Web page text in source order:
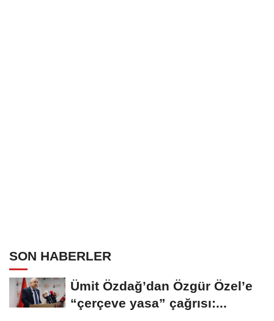
SON HABERLER
Ümit Özdağ’dan Özgür Özel’e
“çerçeve yasa” çağrısı:...